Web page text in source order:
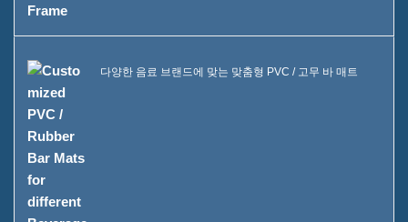
다양한 음료 브랜드에 맞는 맞춤형 PVC / 고무 바 매트